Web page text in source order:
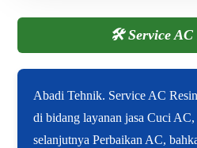
🛠️Service AC
Abadi Tehnik. Service AC
di bidang layanan jasa Cuci
selanjutnya Perbaikan AC,